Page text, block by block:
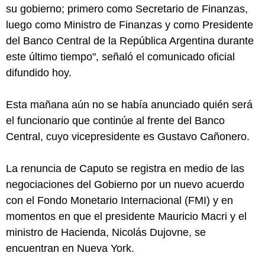
su gobierno; primero como Secretario de Finanzas,
luego como Ministro de Finanzas y como Presidente
del Banco Central de la República Argentina durante
este último tiempo", señaló el comunicado oficial
difundido hoy.
Esta mañana aún no se había anunciado quién será
el funcionario que continúe al frente del Banco
Central, cuyo vicepresidente es Gustavo Cañonero.
La renuncia de Caputo se registra en medio de las
negociaciones del Gobierno por un nuevo acuerdo
con el Fondo Monetario Internacional (FMI) y en
momentos en que el presidente Mauricio Macri y el
ministro de Hacienda, Nicolás Dujovne, se
encuentran en Nueva York.